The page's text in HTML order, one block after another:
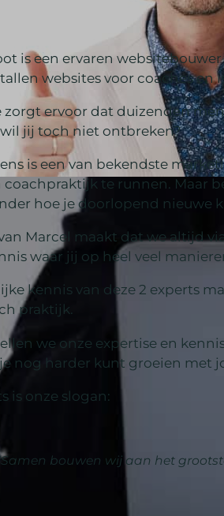
is een ervaren
websites voor coaches en
zorgt ervoor dat duizenden
jij toch niet ontbreken?
is een van bekendste
coachpraktijk te runnen. Maar
hoe je doorlopend nieuwe
Marcel maakt dat we altijd
waar jij op heel veel
kennis van deze 2 experts
praktijk.
we onze expertise en
nog harder kunt groeien met
is onze slogan:
bouwen wij aan het